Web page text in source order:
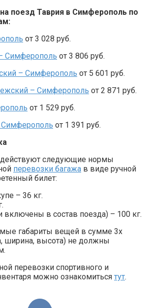
поезд Таврия в Симферополь по
от 3 028 руб.
Симферополь от 3 806 руб.
– Симферополь от 5 601 руб.
– Симферополь от 2 871 руб.
от 1 529 руб.
Симферополь от 1 391 руб.
действуют следующие нормы
перевозки багажа в виде ручной
билет:
– 36 кг.
включены в состав поезда) – 100 кг.
габариты вещей в сумме 3х
ширина, высота) не должны
перевозки спортивного и
можно ознакомиться тут.